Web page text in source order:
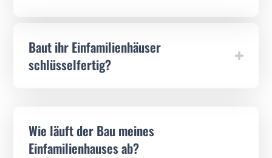
Baut ihr Einfamilienhäuser
schlüsselfertig?
Wie läuft der Bau meines
Einfamilienhauses ab?